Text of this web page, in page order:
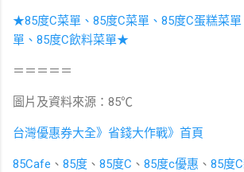
★85度C菜單、85度C菜單、85度C蛋糕菜
單、85度C飲料菜單★
＝＝＝＝＝
圖片及資料來源：85℃
台灣優惠券大全》省錢大作戰》首頁
85Cafe 、 85度 、 85度C 、 85度c優惠 、 85度